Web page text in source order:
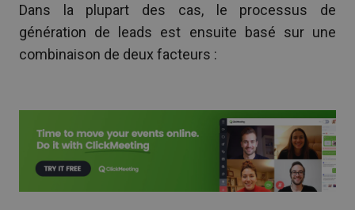
Dans la plupart des cas, le processus de
génération de leads est ensuite basé sur une
combinaison de deux facteurs :